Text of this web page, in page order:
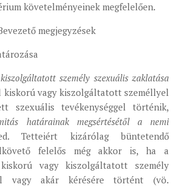
követelményeinek megfelelően.
megjegyzések
személy szexuális zaklatása
vagy kiszolgáltatott személlyel
szexuális tevékenységgel történik,
határainak megsértésétől a nemi
Tetteiért kizárólag büntetendő
felelős még akkor is, ha a
vagy kiszolgáltatott személy
vagy akár kérésére történt (vö.